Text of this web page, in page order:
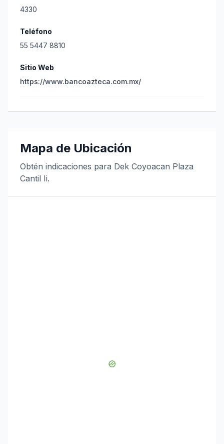
4330
Teléfono
55 5447 8810
Sitio Web
https://www.bancoazteca.com.mx/
Mapa de Ubicación
Obtén indicaciones para Dek Coyoacan Plaza
Cantil Ii.